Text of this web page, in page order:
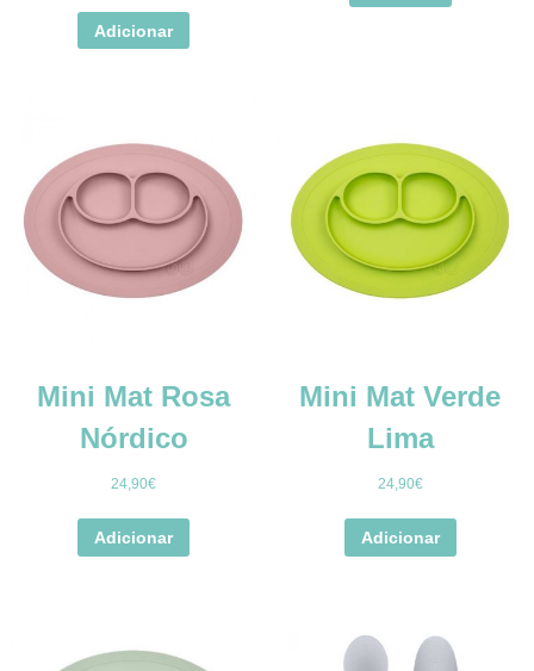
Adicionar
Mini Mat Rosa
Nórdico
24,90€
Adicionar
Mini Mat Verde
Lima
24,90€
Adicionar